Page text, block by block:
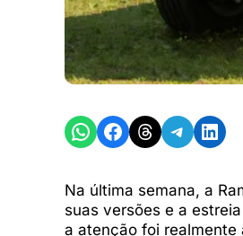
Share on WhatsApp
Share on Facebook
Share on Threads
Share onShare on
Na última semana, a
suas versões e a
a atenção foi realmente